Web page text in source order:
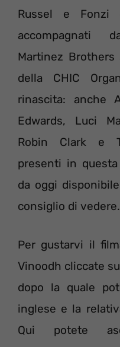
Russel e Fonzi
accompagnati
Martinez
della CHIC
rinascita: anche
Edwards, Luci
Robin Clark e
presenti in
da oggi
consiglio di vedere.
Per gustarvi il
Vinoodh cliccate
dopo la quale
inglese e la
Qui potete